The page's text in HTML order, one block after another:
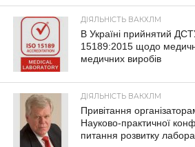
ДІЯЛЬНІСТЬ ВАКХЛМ
В Україні прийнятий
15189:2015 щодо
медичних виробів
ДІЯЛЬНІСТЬ ВАКХЛМ
Привітання
Науково-практичної
питання розвитку